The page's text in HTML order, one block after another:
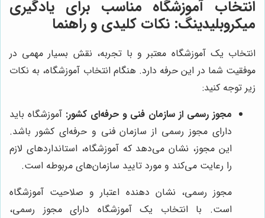
انتخاب آموزشگاه مناسب برای یادگیری
میکروبلیدینگ: نکات کلیدی و راهنما
انتخاب یک آموزشگاه معتبر و با تجربه، نقش بسیار مهمی در
موفقیت شما در این حرفه دارد. هنگام انتخاب آموزشگاه، به نکات
زیر توجه کنید:
مجوز رسمی از سازمان فنی و حرفه‌ای کشور: آموزشگاه باید
دارای مجوز رسمی از سازمان فنی و حرفه‌ای کشور باشد.
این مجوز، نشان می‌دهد که آموزشگاه، استانداردهای لازم
را رعایت می‌کند و مورد تایید سازمان‌های مربوطه است.
مجوز رسمی، نشان دهنده اعتبار و صلاحیت آموزشگاه
است. با انتخاب یک آموزشگاه دارای مجوز رسمی،